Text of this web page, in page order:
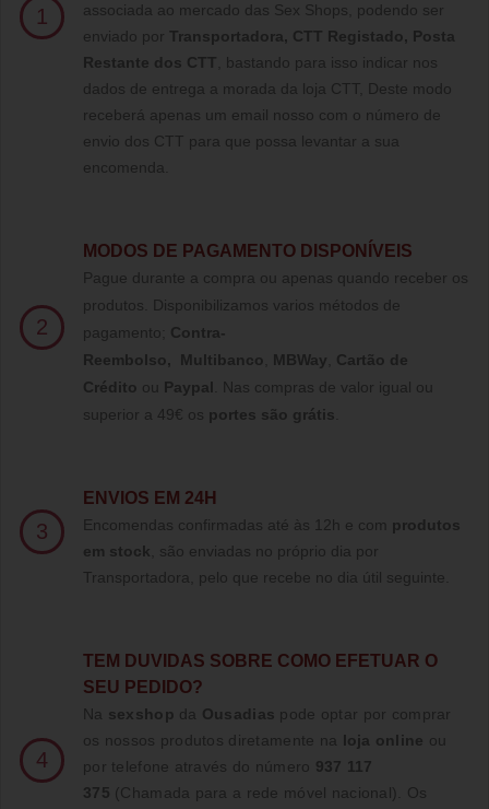
1
associada ao mercado das Sex Shops, podendo ser
enviado por Transportadora, CTT Registado, Posta
Restante dos CTT , bastando para isso indicar nos
dados de entrega a morada da loja CTT, Deste modo
receberá apenas um email nosso com o número de
envio dos CTT para que possa levantar a sua
encomenda.
2
MODOS DE PAGAMENTO DISPONÍVEIS
Pague durante a compra ou apenas quando receber os
produtos. Disponibilizamos varios métodos de
pagamento; Contra-
Reembolso, Multibanco MBWay
Cartão de
Crédito ou Paypal
Nas compras de valor igual ou
superior a 49€ os portes são grátis
3
ENVIOS EM 24H
Encomendas confirmadas até às 12h e com produtos
em stock , são enviadas no próprio dia por
Transportadora, pelo que recebe no dia útil seguinte.
4
TE M DUVIDAS SOBRE COMO EFETUAR O
SEU PEDIDO?
Na sexshop da Ousadias pode optar por comprar
os nossos produtos diretamente na loja online ou
por telefone através do número 937 117
375 (Chamada para a rede móvel nacional)
. Os